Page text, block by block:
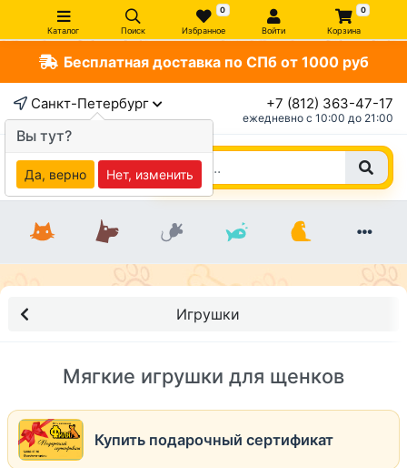
Каталог Поиск
0
Избранное Войти
0
Корзина
Бесплатная доставка по СПб от 1000 руб
Санкт-Петербург +7 (812) 363-47-17
ежедневно c 10:00 до 21:00
Игрушки
Мягкие игрушки для щенков
Купить подарочный сертификат
Вы тут?
Да, верно Нет, изменить